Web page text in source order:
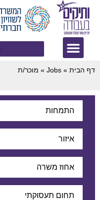
דף הבית »
Jobs
» מוכר/ת
התמחות
איזור
אחוז משרה
תחום תעסוקתי